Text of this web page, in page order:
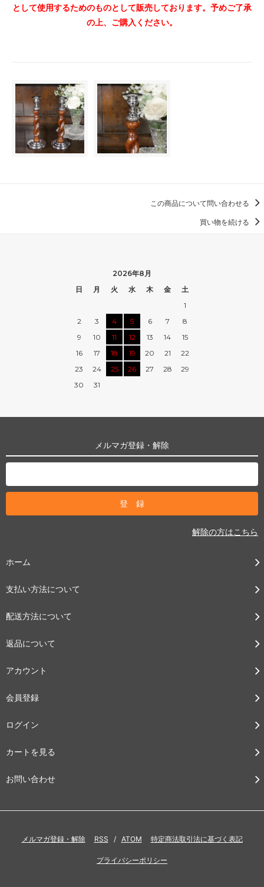
として使用するためのものとして販売しております。予めご了承
の上、ご購入ください。
この商品について問い合わせる
買い物を続ける
2026年8月
日
月 火 水 木 金
土
1
2
3 4 5 6 7
8
9
10 11 12 13 14
15
16
17 18 19 20 21
22
23
24 25 26 27 28
29
30
31
メルマガ登録・解除
解除の方はこちら
ホーム
支払い方法について
配送方法について
返品について
アカウント
会員登録
ログイン
カートを見る
お問い合わせ
メルマガ登録・解除 RSS / ATOM 特定商法取引法に基づく表記
プライバシーポリシー